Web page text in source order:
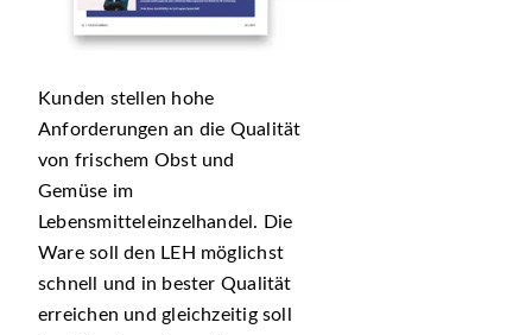
Kunden stellen hohe
Anforderungen an die Qualität
von frischem Obst und
Gemüse im
Lebensmitteleinzelhandel. Die
Ware soll den LEH möglichst
schnell und in bester Qualität
erreichen und gleichzeitig soll